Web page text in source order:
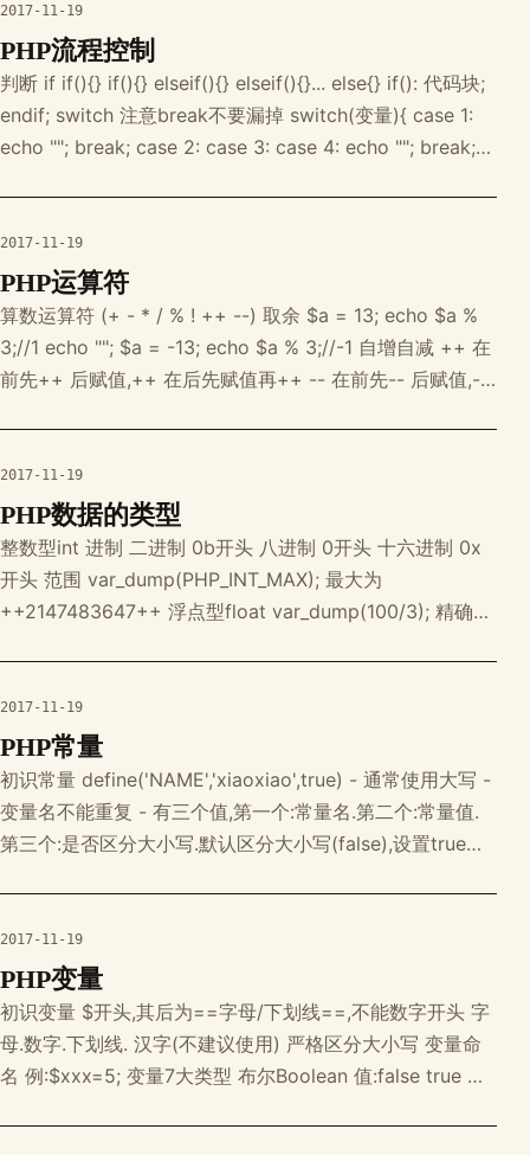
2017-11-19
PHP流程控制
判断 if if(){} if(){} elseif(){} elseif(){}... else{} if(): 代码块;
endif; switch 注意break不要漏掉 switch(变量){ case 1:
echo ""; break; case 2: case 3: case 4: echo ""; break;
2017-11-19
PHP运算符
算数运算符 (+ - * / % ! ++ --) 取余 $a = 13; echo $a %
3;//1 echo ""; $a = -13; echo $a % 3;//-1 自增自减 ++ 在
前先++ 后赋值,++ 在后先赋值再++ -- 在前先-- 后赋值,--
2017-11-19
PHP数据的类型
整数型int 进制 二进制 0b开头 八进制 0开头 十六进制 0x
开头 范围 var_dump(PHP_INT_MAX); 最大为
++2147483647++ 浮点型float var_dump(100/3); 精确到
float(33.333333333333) v
2017-11-19
PHP常量
初识常量 define('NAME','xiaoxiao',true) - 通常使用大写 -
变量名不能重复 - 有三个值,第一个:常量名.第二个:常量值.
第三个:是否区分大小写.默认区分大小写(false),设置true不
2017-11-19
PHP变量
初识变量 $开头,其后为==字母/下划线==,不能数字开头 字
母.数字.下划线. 汉字(不建议使用) 严格区分大小写 变量命
名 例:$xxx=5; 变量7大类型 布尔Boolean 值:false true 整